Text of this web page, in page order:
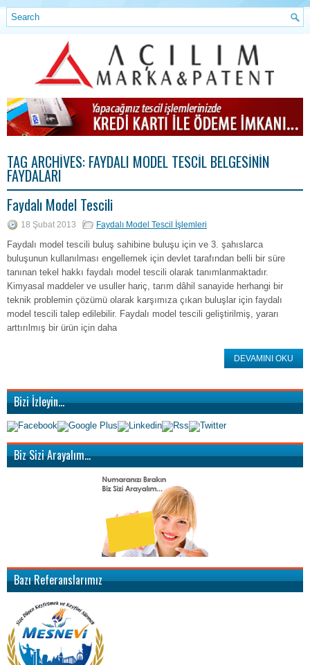
TAG ARCHIVES: FAYDALI MODEL TESCIL BELGESININ
FAYDALARI
Faydalı Model Tescili
18 Şubat 2013 Faydalı Model Tescil İşlemleri
Faydalı model tescili buluş sahibine buluşu için ve 3. şahıslarca
buluşunun kullanılması engellemek için devlet tarafından belli bir süre
tanınan tekel hakkı faydalı model tescili olarak tanımlanmaktadır.
Kimyasal maddeler ve usuller hariç, tarım dâhil sanayide herhangi bir
teknik problemin çözümü olarak karşımıza çıkan buluşlar için faydalı
model tescili talep edilebilir. Faydalı model tescili geliştirilmiş, yararı
arttırılmış bir ürün için daha
DEVAMINI OKU
Bizi İzleyin…
Biz Sizi Arayalım…
Bazı Referanslarımız